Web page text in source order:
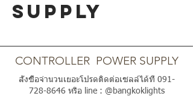
SUPPLY
CONTROLLER POWER SUPPLY
สั่งซื้อจำนวนเยอะโปรดติดต่อเซลล์ได้ที่ 091-
728-8646หรือ line : @bangkoklights